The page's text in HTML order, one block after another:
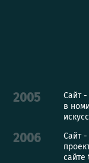
2005
Сайт -
в
2006
Сайт -
сайте